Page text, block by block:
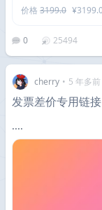
价格 3199.0
0 25494
cherry • 5 年多前
发票差价专用链接
....